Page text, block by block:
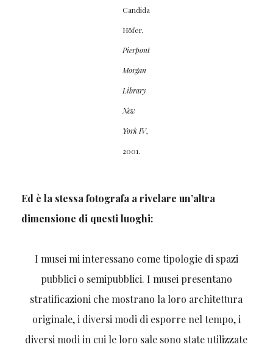
Candida
Höfer,
Pierpont
Morgan
Library
New
York IV,
2001.
Ed è la stessa fotografa a rivelare un’altra
dimensione di questi luoghi:
I musei mi interessano come tipologie di spazi
pubblici o semipubblici. I musei presentano
stratificazioni che mostrano la loro architettura
originale, i diversi modi di esporre nel tempo, i
diversi modi in cui le loro sale sono state utilizzate